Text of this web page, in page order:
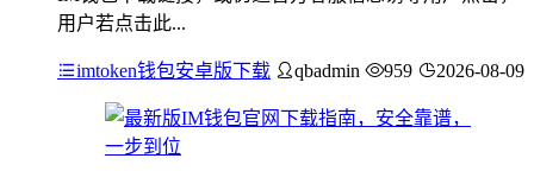
用户若点击此...
imtoken钱包安卓版下载 qbadmin 959 2026-08-09